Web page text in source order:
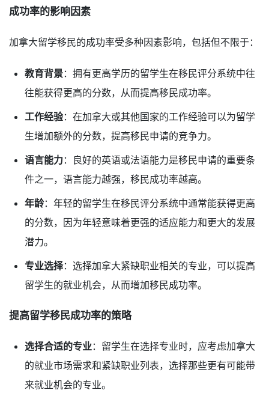
成功率的影响因素
加拿大留学移民的成功率受多种因素影响，包括但不限于：
教育背景：拥有更高学历的留学生在移民评分系统中往
往能获得更高的分数，从而提高移民成功率。
工作经验：在加拿大或其他国家的工作经验可以为留学
生增加额外的分数，提高移民申请的竞争力。
语言能力：良好的英语或法语能力是移民申请的重要条
件之一，语言能力越强，移民成功率越高。
年龄：年轻的留学生在移民评分系统中通常能获得更高
的分数，因为年轻意味着更强的适应能力和更大的发展
潜力。
专业选择：选择加拿大紧缺职业相关的专业，可以提高
留学生的就业机会，从而增加移民成功率。
提高留学移民成功率的策略
选择合适的专业：留学生在选择专业时，应考虑加拿大
的就业市场需求和紧缺职业列表，选择那些更有可能带
来就业机会的专业。